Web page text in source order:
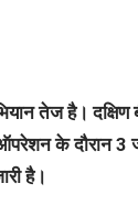
तेज है। दक्षिण
के दौरान
है।